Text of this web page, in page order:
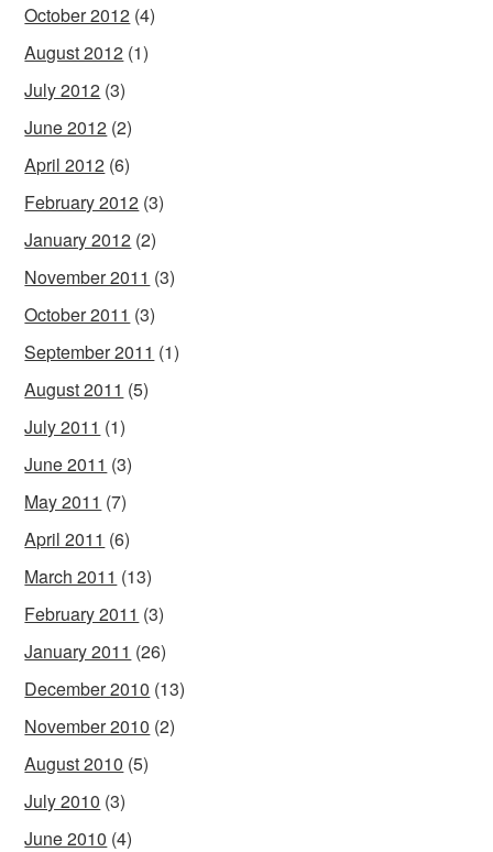
October 2012 (4)
August 2012 (1)
July 2012 (3)
June 2012 (2)
April 2012 (6)
February 2012 (3)
January 2012 (2)
November 2011 (3)
October 2011 (3)
September 2011 (1)
August 2011 (5)
July 2011 (1)
June 2011 (3)
May 2011 (7)
April 2011 (6)
March 2011 (13)
February 2011 (3)
January 2011 (26)
December 2010 (13)
November 2010 (2)
August 2010 (5)
July 2010 (3)
June 2010 (4)